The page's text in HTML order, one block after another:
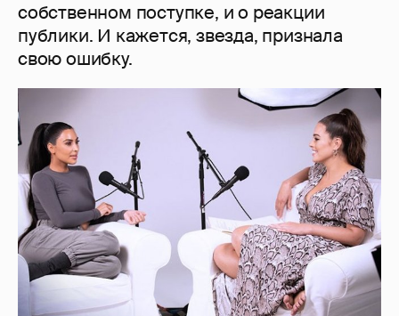
собственном поступке, и о реакции
публики. И кажется, звезда, признала
свою ошибку.